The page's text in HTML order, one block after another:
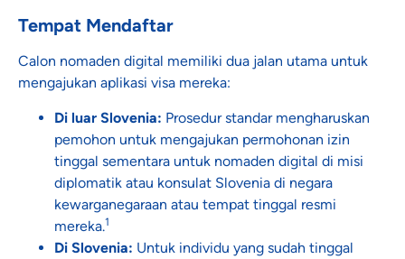
Tempat Mendaftar
Calon nomaden digital memiliki dua jalan utama untuk
mengajukan aplikasi visa mereka:
Di luar Slovenia: Prosedur standar mengharuskan
pemohon untuk mengajukan permohonan izin
tinggal sementara untuk nomaden digital di misi
diplomatik atau konsulat Slovenia di negara
kewarganegaraan atau tempat tinggal resmi
mereka.1
Di Slovenia: Untuk individu yang sudah tinggal